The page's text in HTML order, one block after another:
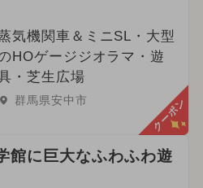
気機関車＆ミニSL・大型
HOゲージジオラマ・遊
・芝生広場
群馬県安中市 クーポン
に巨大なふわふわ遊